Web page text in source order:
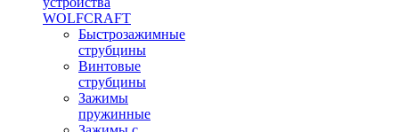
WOLFCRAFT
Быстрозажимные
струбцины
Винтовые
струбцины
Зажимы
пружинные